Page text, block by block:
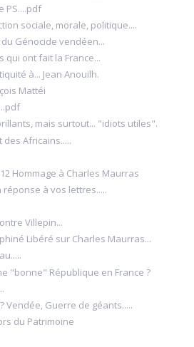
PS....pdf
sociale, morale, politique....
Génocide vendéen...
qui ont fait la France...
à... Jean Anouilh.
Mattéi
mais surtout... "idiots utiles".
Africains.....
Hommage à Charles Maurras
réponse à vos lettres.....
Villepin...
Libéré sur Charles Maurras...
"bonne" République en France ?
Vendée, Guerre de géants.....
du Patrimoine